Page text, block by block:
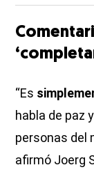
“Es
habla de paz
personas del
afirmó Joerg